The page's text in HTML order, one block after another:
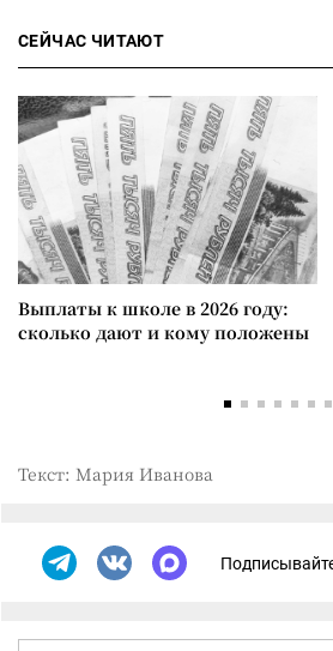
СЕЙЧАС ЧИТАЮТ
Выплаты к школе в 2026 году:
сколько дают и кому положены
Текст: Мария Иванова